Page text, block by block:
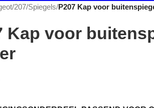
/207/Spiegels/P207 Kap voor
Kap voor